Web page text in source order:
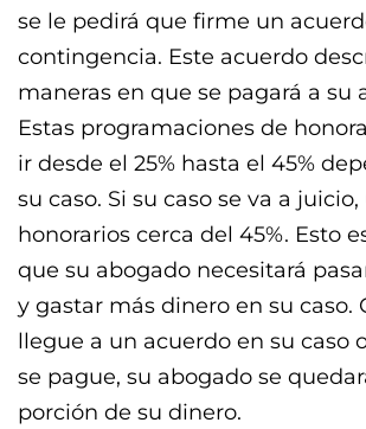
se le pedirá que firme un
contingencia. Este acuerdo
maneras en que se pagará a su
Estas programaciones de
ir desde el 25% hasta el 45%
su caso. Si su caso se va a
honorarios cerca del 45%. Esto
que su abogado necesitará
y gastar más dinero en su caso.
llegue a un acuerdo en su caso
se pague, su abogado se
porción de su dinero.